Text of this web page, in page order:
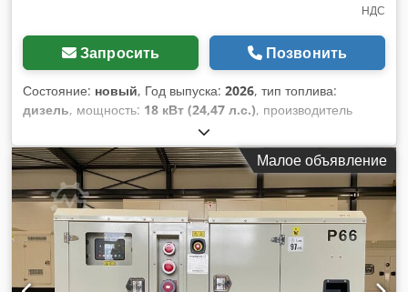
НДС
Запросить Позвонить
Состояние: новый, Год выпуска: 2026, тип топлива:
дизель, мощность: 18 кВт (24,47 л.с.), производитель
Perkins 404J-22G, Область применения:
строительство Собственный вес: 650 кг Мощность
генератора: 22 кВА Размеры грузового отсека: 175 x 70 x
113 см Маркировка CE: да Уровень выбросов: Stage V / Tier
IV final Объем водяного бака: 70 л Страна производства: IT
Свяжитесь с командой DPX для получения дополнительной
информации. = Дополнительные опции и аксессуары =
Dcodpswfb S Sefx Amyjk - Аккумулятор - Панель
управления - Крыша из стали - Цистерна
Малое объявление